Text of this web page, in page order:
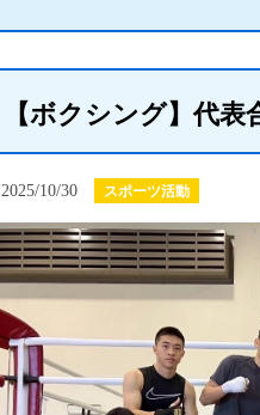
【ボクシング】代表
2025/10/30 スポーツ活動